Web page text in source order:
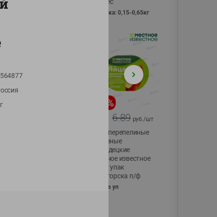
фасовка: 0,15-0,65кг
%
6.89 руб./шт
Яйца перепелиные
копченые
Молодецкие
Местное известное
20 шт упак
Солигорска п/ф
20шт в уп